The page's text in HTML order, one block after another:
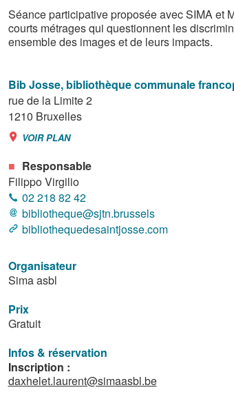
Séance participative proposée avec SIMA et
courts métrages qui questionnent les
ensemble des images et de leurs impacts.
Bib Josse, bibliothèque communale
rue de la Limite 2
1210 Bruxelles
VOIR PLAN
Responsable
Filippo Virgilio
02 218 82 42
bibliotheque@sjtn.brussels
bibliothequedesaintjosse.com
Organisateur
Sima asbl
Prix
Gratuit
Infos & réservation
Inscription :
daxhelet.laurent@simaasbl.be